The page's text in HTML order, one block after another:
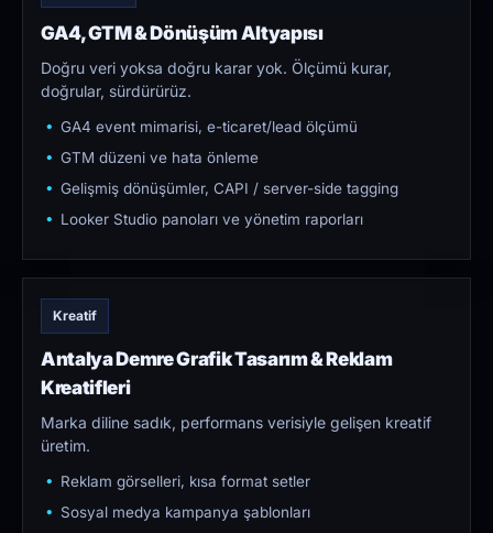
GA4, GTM & Dönüşüm Altyapısı
Doğru veri yoksa doğru karar yok. Ölçümü kurar,
doğrular, sürdürürüz.
GA4 event mimarisi, e-ticaret/lead ölçümü
GTM düzeni ve hata önleme
Gelişmiş dönüşümler, CAPI / server-side tagging
Looker Studio panoları ve yönetim raporları
Kreatif
Antalya Demre Grafik Tasarım & Reklam
Kreatifleri
Marka diline sadık, performans verisiyle gelişen kreatif
üretim.
Reklam görselleri, kısa format setler
Sosyal medya kampanya şablonları